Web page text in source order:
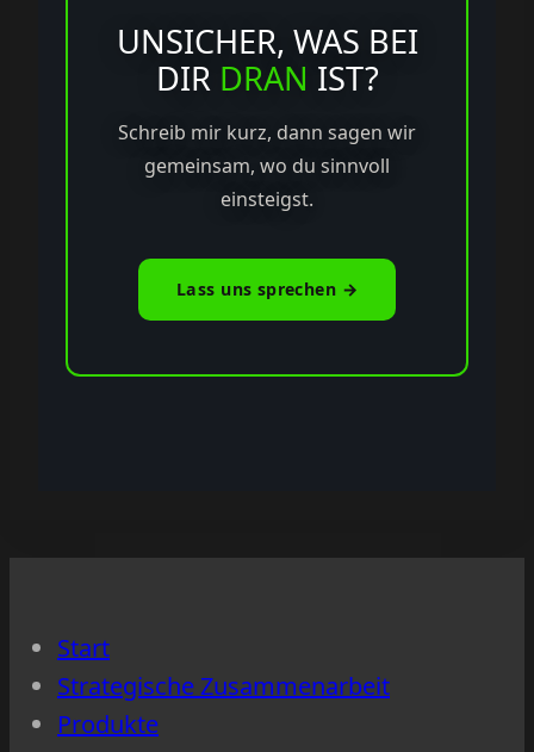
UNSICHER, WAS BEI
DIR DRAN IST?
Schreib mir kurz, dann sagen wir
gemeinsam, wo du sinnvoll
einsteigst.
Lass uns sprechen →
Start
Strategische Zusammenarbeit
Produkte